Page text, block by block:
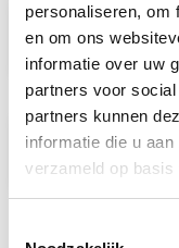
personaliseren, om
en om ons
informatie over uw
partners voor
partners kunnen
informatie die u
verzameld op